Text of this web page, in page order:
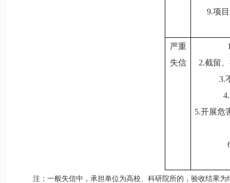
9.项
严重
失信
2.截留
3.
4.
5.开展危
注：一般失信中，承担单位为高校、科研院所的，验收结果